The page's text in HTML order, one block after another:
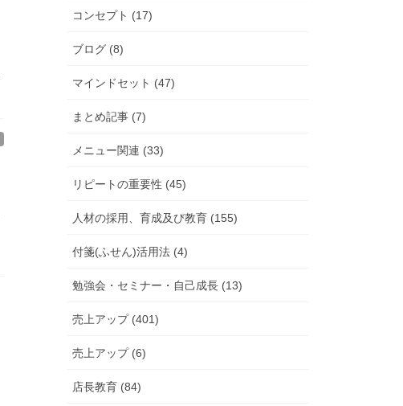
コンセプト (17)
ブログ (8)
マインドセット (47)
まとめ記事 (7)
メニュー関連 (33)
リピートの重要性 (45)
人材の採用、育成及び教育 (155)
付箋(ふせん)活用法 (4)
勉強会・セミナー・自己成長 (13)
売上アップ (401)
売上アップ (6)
店長教育 (84)